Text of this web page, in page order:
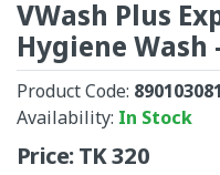
VWash Plus
Hygiene Wash
Product Code:
Availability: In Stock
Price:TK320